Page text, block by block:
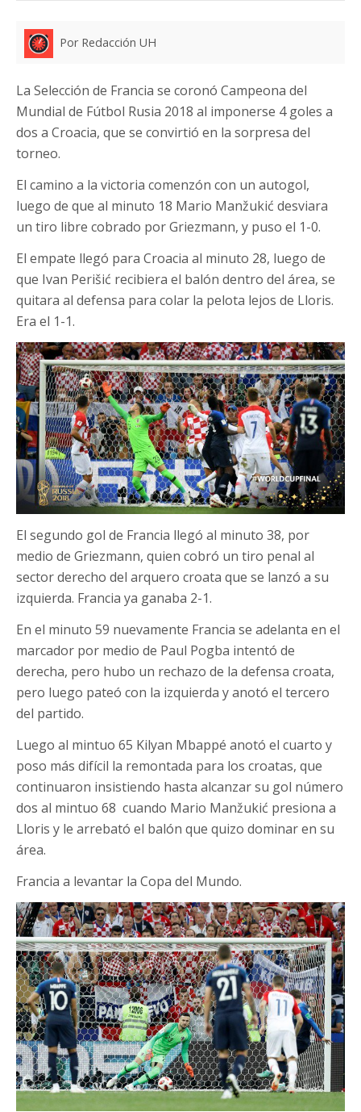
Por Redacción UH
La Selección de Francia se coronó Campeona del
Mundial de Fútbol Rusia 2018 al imponerse 4 goles a
dos a Croacia, que se convirtió en la sorpresa del
torneo.
El camino a la victoria comenzón con un autogol,
luego de que al minuto 18 Mario Manžukić desviara
un tiro libre cobrado por Griezmann, y puso el 1-0.
El empate llegó para Croacia al minuto 28, luego de
que Ivan Perišić recibiera el balón dentro del área, se
quitara al defensa para colar la pelota lejos de Lloris.
Era el 1-1.
El segundo gol de Francia llegó al minuto 38, por
medio de Griezmann, quien cobró un tiro penal al
sector derecho del arquero croata que se lanzó a su
izquierda. Francia ya ganaba 2-1.
En el minuto 59 nuevamente Francia se adelanta en el
marcador por medio de Paul Pogba intentó de
derecha, pero hubo un rechazo de la defensa croata,
pero luego pateó con la izquierda y anotó el tercero
del partido.
Luego al mintuo 65 Kilyan Mbappé anotó el cuarto y
poso más difícil la remontada para los croatas, que
continuaron insistiendo hasta alcanzar su gol número
dos al mintuo 68 cuando Mario Manžukić presiona a
Lloris y le arrebató el balón que quizo dominar en su
área.
Francia a levantar la Copa del Mundo.